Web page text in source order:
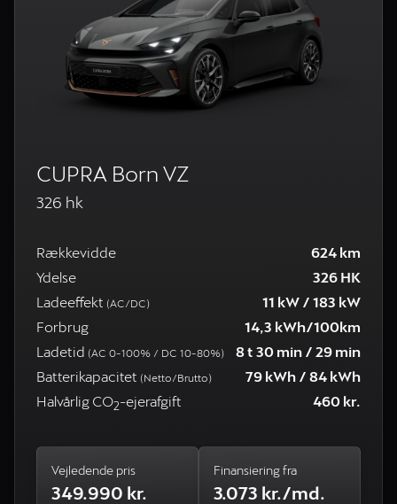
CUPRA Born VZ
326 hk
624 km
Rækkevidde
326 HK
Ydelse
11 kW / 183 kW
Ladeeffekt (AC/DC)
14,3 kWh/100km
Forbrug
8 t 30 min / 29 min
Ladetid (AC 0-100% / DC 10-80%)
79 kWh / 84 kWh
Batterikapacitet (Netto/Brutto)
460 kr.
Halvårlig CO2-ejerafgift
Vejledende pris
349.990 kr.
Finansiering fra
3.073 kr./md.